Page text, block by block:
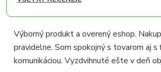
Výborný produkt a overený eshop.
pravidelne. Som spokojný s tovarom aj s
komunikáciou. Vyzdvihnuté ešte v deň